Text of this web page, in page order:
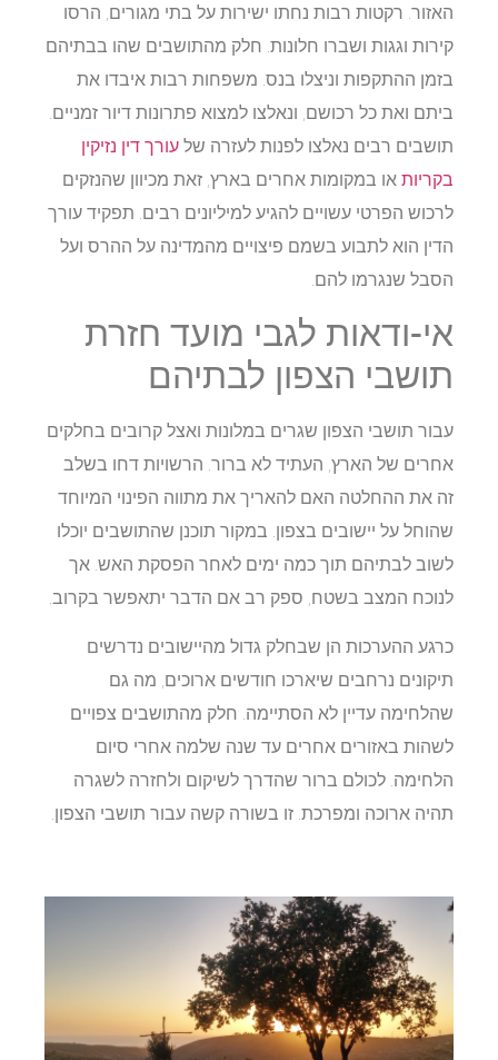
האזור. רקטות רבות נחתו ישירות על בתי מגורים, הרסו
קירות וגגות ושברו חלונות. חלק מהתושבים שהו בבתיהם
בזמן ההתקפות וניצלו בנס. משפחות רבות איבדו את
ביתם ואת כל רכושם, ונאלצו למצוא פתרונות דיור זמניים.
תושבים רבים נאלצו לפנות לעזרה שלעורך דין נזיקין
בקריותאו במקומות אחרים בארץ, זאת מכיוון שהנזקים
לרכוש הפרטי עשויים להגיע למיליונים רבים. תפקיד עורך
הדין הוא לתבוע בשמם פיצויים מהמדינה על ההרס ועל
הסבל שנגרמו להם.
אי-ודאות לגבי מועד חזרת
תושבי הצפון לבתיהם
עבור תושבי הצפון שגרים במלונות ואצל קרובים בחלקים
אחרים של הארץ, העתיד לא ברור. הרשויות דחו בשלב
זה את ההחלטה האם להאריך את מתווה הפינוי המיוחד
שהוחל על יישובים בצפון. במקור תוכנן שהתושבים יוכלו
לשוב לבתיהם תוך כמה ימים לאחר הפסקת האש. אך
לנוכח המצב בשטח, ספק רב אם הדבר יתאפשר בקרוב.
כרגע ההערכות הן שבחלק גדול מהיישובים נדרשים
תיקונים נרחבים שיארכו חודשים ארוכים, מה גם
שהלחימה עדיין לא הסתיימה. חלק מהתושבים צפויים
לשהות באזורים אחרים עד שנה שלמה אחרי סיום
הלחימה. לכולם ברור שהדרך לשיקום ולחזרה לשגרה
תהיה ארוכה ומפרכת. זו בשורה קשה עבור תושבי הצפון.